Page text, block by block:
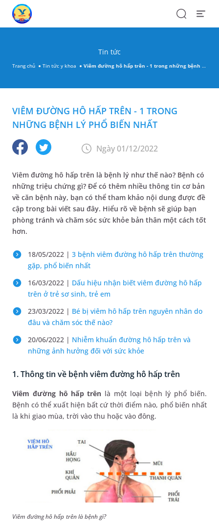
SearchOpen
Tin tức
Trang chủ Tin tức y khoa Viêm đường hô hấp trên - 1 trong những bệnh lý phổ biến nhất
VIÊM ĐƯỜNG HÔ HẤP TRÊN - 1 TRONG
NHỮNG BỆNH LÝ PHỔ BIẾN NHẤT
Ngày 01/12/2022
Viêm đường hô hấp trên là bệnh lý như thế nào? Bệnh có
những triệu chứng gì? Để có thêm nhiều thông tin cơ bản
về căn bệnh này, bạn có thể tham khảo nội dung được đề
cập trong bài viết sau đây. Hiểu rõ về bệnh sẽ giúp bạn
phòng tránh và chăm sóc sức khỏe bản thân một cách tốt
hơn.
18/05/2022 | 3 bệnh viêm đường hô hấp trên thường
gặp, phổ biến nhất
16/03/2022 | Dấu hiệu nhận biết viêm đường hô hấp
trên ở trẻ sơ sinh, trẻ em
23/03/2022 | Bé bị viêm hô hấp trên nguyên nhân do
đâu và chăm sóc thế nào?
20/06/2022 | Nhiễm khuẩn đường hô hấp trên và
những ảnh hưởng đối với sức khỏe
1. Thông tin về bệnh viêm đường hô hấp trên
Viêm đường hô hấp trên là một loại bệnh lý phổ biến.
Bệnh có thể xuất hiện bất cứ thời điểm nào, phổ biến nhất
là khi giao mùa, trời vào thu hoặc vào đông.
Viêm đường hô hấp trên là bệnh gì?